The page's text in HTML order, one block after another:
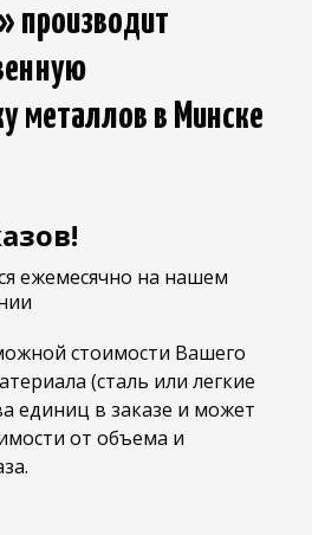
производит
металлов в Минске
ежемесячно на нашем
стоимости Вашего
(сталь или легкие
единиц в заказе и может
от объема и